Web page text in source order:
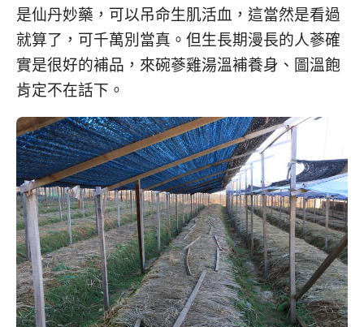
是仙丹妙藥，可以吊命生肌活血，這當然是看過
就算了，可千萬別當真。但生長期漫長的人蔘確
實是很好的補品，來碗蔘雞湯溫補養身、圖溫飽
肯定不在話下。